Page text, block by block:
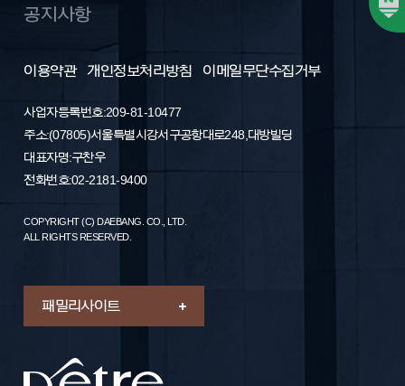
공지사항
이용약관 개인정보처리방침 이메일무단수집거부
사업자등록번호: 209-81-10477
주소 : (07805) 서울특별시 강서구 공항대로 248, 대방빌딩
대표자명 : 구찬우
전화번호 : 02-2181-9400
COPYRIGHT (C) DAEBANG. CO., LTD.
ALL RIGHTS RESERVED.
패밀리 사이트